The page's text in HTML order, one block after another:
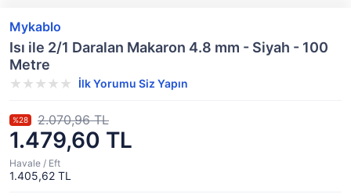
Mykablo
Isı ile 2/1 Daralan Makaron 4.8 mm - Siyah - 100
Metre
İlk Yorumu Siz Yapın
1.479,60 TL
%28 2.070,96 TL
Havale / Eft
1.405,62 TL